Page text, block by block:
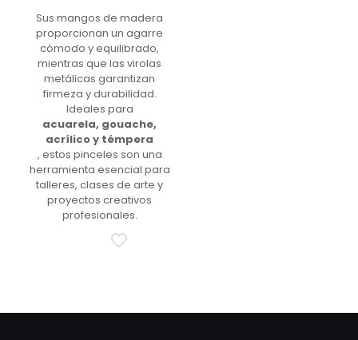
Sus mangos de madera
proporcionan un agarre
cómodo y equilibrado,
mientras que las virolas
metálicas garantizan
firmeza y durabilidad.
Ideales para
acuarela, gouache,
acrílico y témpera
, estos pinceles son una
herramienta esencial para
talleres, clases de arte y
proyectos creativos
profesionales.